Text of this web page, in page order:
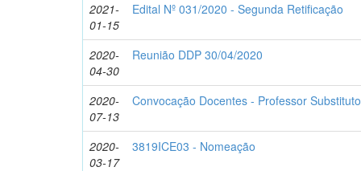
2021-
01-15
Edital Nº 031/2020 - Segunda Retificação
2020-
04-30
Reunião DDP 30/04/2020
2020-
07-13
Convocação Docentes - Professor Substituto
2020-
03-17
3819ICE03 - Nomeação